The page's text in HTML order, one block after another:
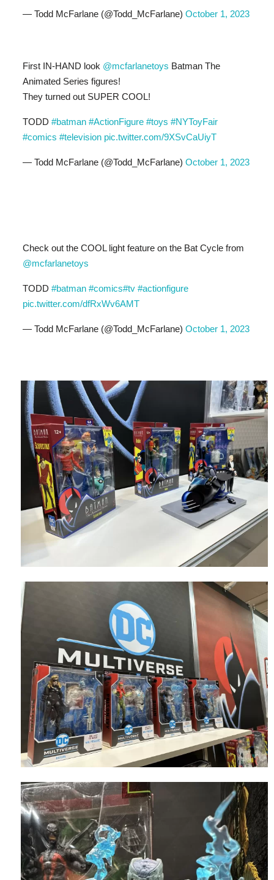
— Todd McFarlane (@Todd_McFarlane) October 1, 2023
First IN-HAND look @mcfarlanetoys Batman The
Animated Series figures!
They turned out SUPER COOL!
TODD #batman #ActionFigure #toys #NYToyFair
#comics #television pic.twitter.com/9XSvCaUiyT
— Todd McFarlane (@Todd_McFarlane) October 1, 2023
Check out the COOL light feature on the Bat Cycle from
@mcfarlanetoys
TODD #batman #comics#tv #actionfigure
pic.twitter.com/dfRxWv6AMT
— Todd McFarlane (@Todd_McFarlane) October 1, 2023